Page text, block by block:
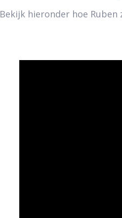
Bekijk hieronder hoe